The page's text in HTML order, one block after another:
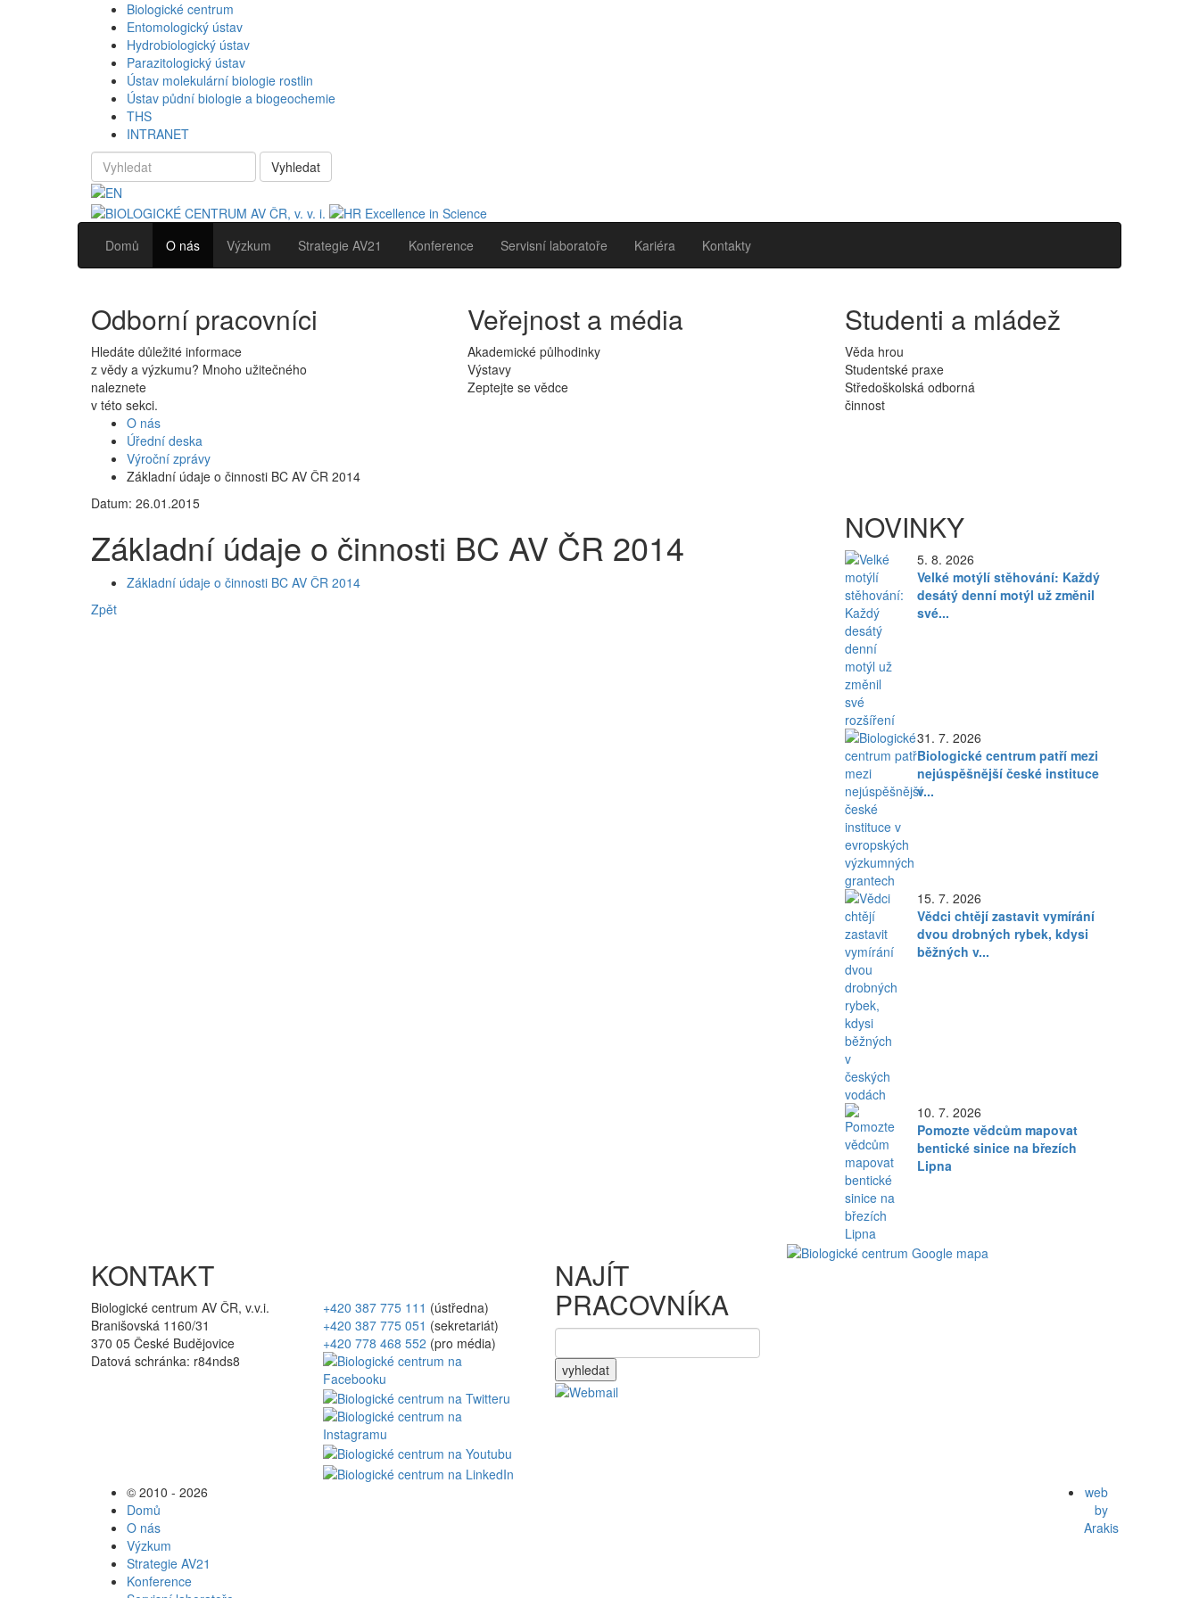
Biologické centrum
Entomologický ústav
Hydrobiologický ústav
Parazitologický ústav
Ústav molekulární biologie rostlin
Ústav půdní biologie a biogeochemie
THS
INTRANET
Vyhledat
Domů O nás Výzkum Strategie AV21 Konference Servisní laboratoře Kariéra Kontakty
Odborní pracovníci
Hledáte důležité informace
z vědy a výzkumu? Mnoho užitečného
naleznete
v této sekci.
Veřejnost a média
Akademické půlhodinky
Výstavy
Zeptejte se vědce
Studenti a mládež
Věda hrou
Studentské praxe
Středoškolská odborná
činnost
O nás
Úřední deska
Výroční zprávy
Základní údaje o činnosti BC AV ČR 2014
Datum: 26.01.2015
Základní údaje o činnosti BC AV ČR 2014
Základní údaje o činnosti BC AV ČR 2014
Zpět
NOVINKY
5. 8. 2026
Velké motýlí stěhování: Každý
desátý denní motýl už změnil
své...
31. 7. 2026
Biologické centrum patří mezi
nejúspěšnější české instituce
v...
15. 7. 2026
Vědci chtějí zastavit vymírání
dvou drobných rybek, kdysi
běžných v...
10. 7. 2026
Pomozte vědcům mapovat
bentické sinice na březích
Lipna
KONTAKT
Biologické centrum AV ČR, v.v.i.
Branišovská 1160/31
370 05 České Budějovice
Datová schránka: r84nds8
+420 387 775 111 (ústředna)
+420 387 775 051 (sekretariát)
+420 778 468 552 (pro média)
NAJÍT
PRACOVNÍKA
vyhledat
© 2010 - 2026
Domů
O nás
Výzkum
Strategie AV21
Konference
web
by
Arakis